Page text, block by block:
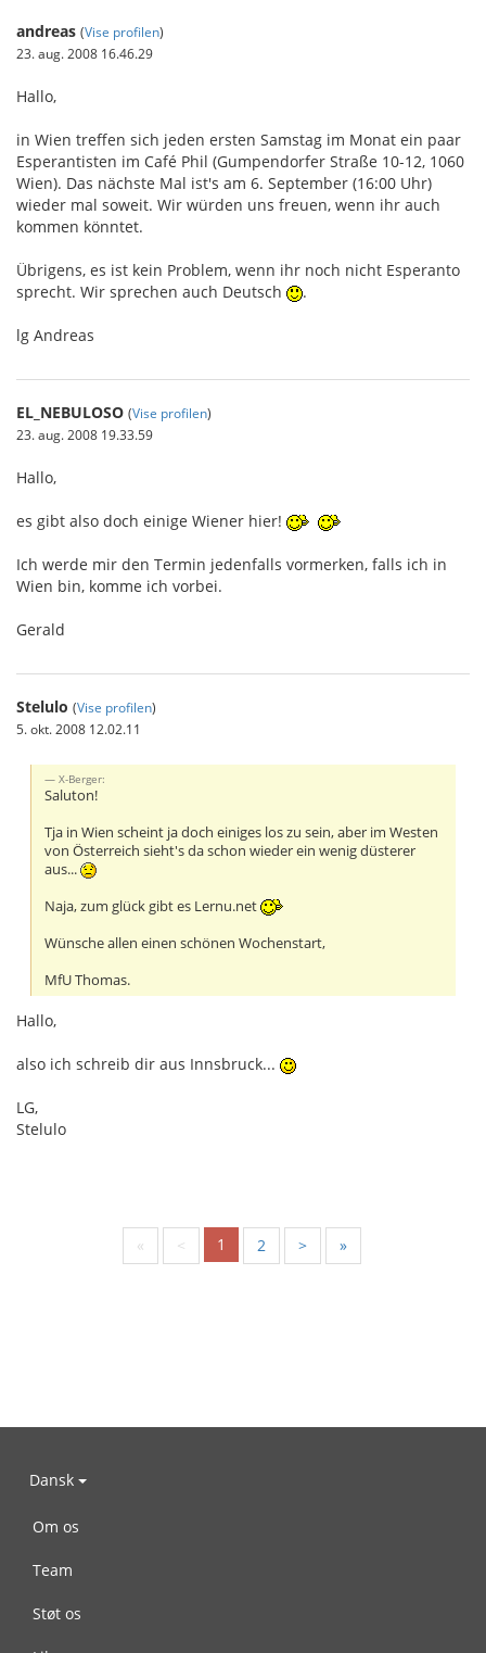
andreas (Vise profilen)
23. aug. 2008 16.46.29
Hallo,
in Wien treffen sich jeden ersten Samstag im Monat ein paar
Esperantisten im Café Phil (Gumpendorfer Straße 10-12, 1060
Wien). Das nächste Mal ist's am 6. September (16:00 Uhr)
wieder mal soweit. Wir würden uns freuen, wenn ihr auch
kommen könntet.
Übrigens, es ist kein Problem, wenn ihr noch nicht Esperanto
sprecht. Wir sprechen auch Deutsch
.
lg Andreas
EL_NEBULOSO (Vise profilen)
23. aug. 2008 19.33.59
Hallo,
es gibt also doch einige Wiener hier!
Ich werde mir den Termin jedenfalls vormerken, falls ich in
Wien bin, komme ich vorbei.
Gerald
Stelulo (Vise profilen)
5. okt. 2008 12.02.11
X-Berger:
Saluton!
Tja in Wien scheint ja doch einiges los zu sein, aber im Westen
von Österreich sieht's da schon wieder ein wenig düsterer
aus...
Naja, zum glück gibt es Lernu.net
Wünsche allen einen schönen Wochenstart,
MfU Thomas.
Hallo,
also ich schreib dir aus Innsbruck...
LG,
Stelulo
« < 1 2 > »
Dansk
Om os
Team
Støt os